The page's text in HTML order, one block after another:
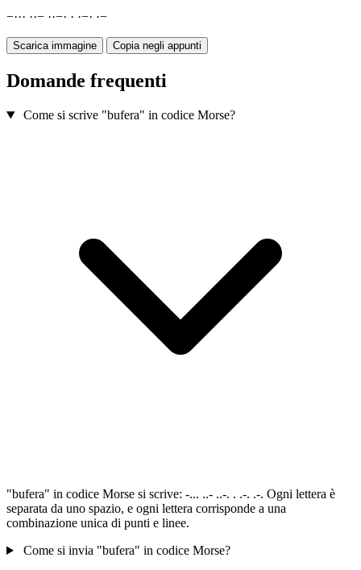
−··· ··− ··−· · ·−· ·−
Scarica immagine Copia negli appunti
Domande frequenti
Come si scrive "bufera" in codice Morse?
"bufera" in codice Morse si scrive: -... ..- ..-. . .-. .-. Ogni lettera è
separata da uno spazio, e ogni lettera corrisponde a una
combinazione unica di punti e linee.
Come si invia "bufera" in codice Morse?